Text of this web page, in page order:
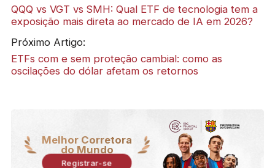
QQQ vs VGT vs SMH: Qual ETF de tecnologia tem a
exposição mais direta ao mercado de IA em 2026?
Próximo Artigo:
ETFs com e sem proteção cambial: como as
oscilações do dólar afetam os retornos
Melhor Corretora
do Mundo
Registrar-se